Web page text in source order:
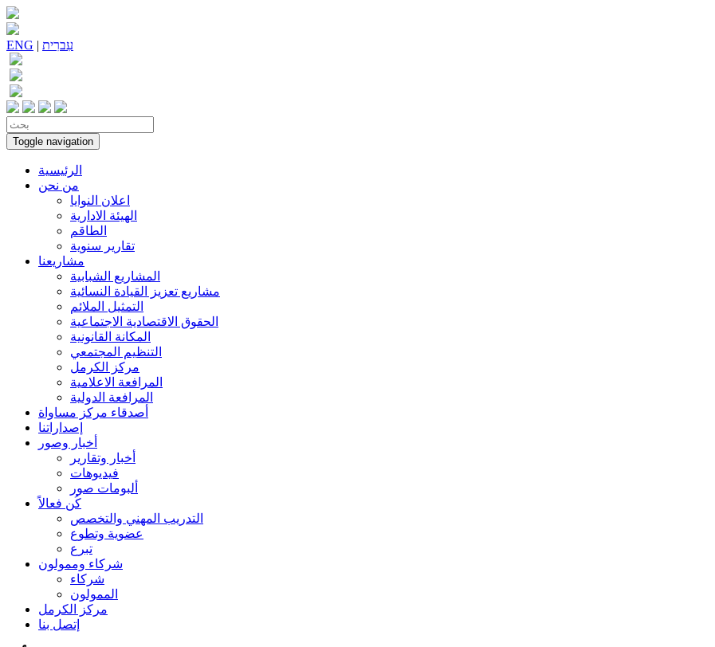
ENG | עִברִית
Toggle navigation
الرئيسية
من نحن
اعلان النوايا
الهيئة الادارية
الطاقم
تقارير سنوية
مشاريعنا
المشاريع الشبابية
مشاريع تعزيز القيادة النسائية
التمثيل الملائم
الحقوق الاقتصادية الاجتماعية
المكانة القانونية
التنظيم المجتمعي
مركز الكرمل
المرافعة الاعلامية
المرافعة الدولية
أصدقاء مركز مساواة
إصداراتنا
أخبار وصور
أخبار وتقارير
فيديوهات
ألبومات صور
كُن فعالاً
التدريب المهني والتخصص
عضوية وتطوع
تبرع
شركاء وممولون
شركاء
الممولون
مركز الكرمل
إتصل بنا